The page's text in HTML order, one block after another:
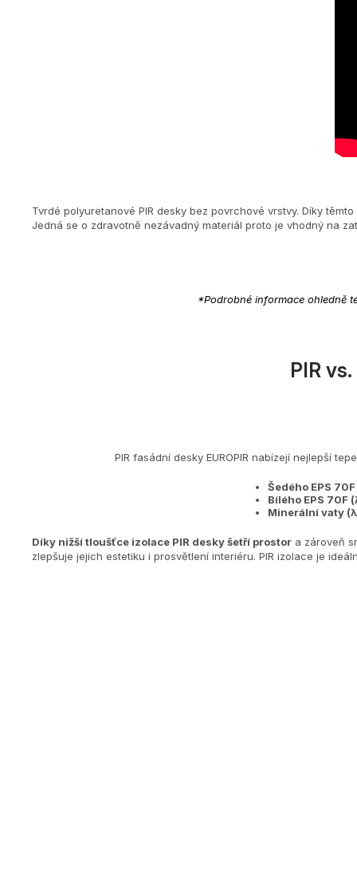
Tvrdé polyuretanové PIR desky bez povrchové vrstvy. Díky
Jedná se o zdravotně nezávadný materiál proto je vhodný na
*Podrobné informace ohledně
PIR
PIR fasádní desky EUROPIR nabízejí nejlepší
Šedého EPS
Bílého EPS 70F
Minerální vaty
Díky nižší tloušťce izolace PIR desky šetří prostor a zároveň
zlepšuje jejich estetiku i prosvětlení interiéru. PIR izolace je